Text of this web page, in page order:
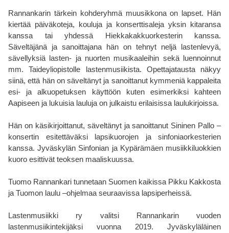
Rannankarin tärkein kohderyhmä muusikkona on lapset. Hän
kiertää päiväkoteja, kouluja ja konserttisaleja yksin kitaransa
kanssa tai yhdessä Hiekkakakkuorkesterin kanssa.
Säveltäjänä ja sanoittajana hän on tehnyt neljä lastenlevyä,
sävellyksiä lasten- ja nuorten musikaaleihin sekä luennoinnut
mm. Taideyliopistolle lastenmusiikista. Opettajatausta näkyy
siinä, että hän on säveltänyt ja sanoittanut kymmeniä kappaleita
esi- ja alkuopetuksen käyttöön kuten esimerkiksi kahteen
Aapiseen ja lukuisia lauluja on julkaistu erilaisissa laulukirjoissa.
Hän on käsikirjoittanut, säveltänyt ja sanoittanut Sininen Pallo –
konsertin esitettäväksi lapsikuorojen ja sinfoniaorkesterien
kanssa. Jyväskylän Sinfonian ja Kypärämäen musiikkiluokkien
kuoro esittivät teoksen maaliskuussa.
Tuomo Rannankari tunnetaan Suomen kaikissa Pikku Kakkosta
ja Tuomon laulu –ohjelmaa seuraavissa lapsiperheissä.
Lastenmusiikki ry valitsi Rannankarin vuoden
lastenmusiikintekijäksi vuonna 2019. Jyväskyläläinen